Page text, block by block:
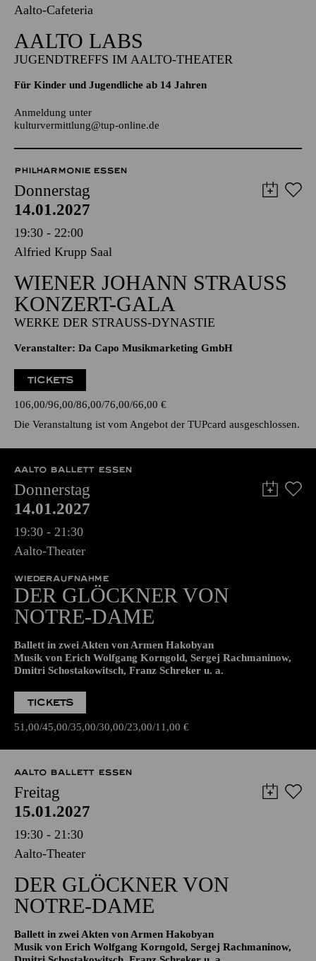
13.01.2027
17:30 - 19:00
Aalto-Cafeteria
AALTO LABS
Für Kinder und Jugendliche ab 14 Jahren
kulturvermittlung@tup-online.de
PHILHARMONIE ESSEN
Donnerstag
14.01.2027
19:30 - 22:00
Alfried Krupp Saal
WIENER JOHANN STRAUSS K
ONZERT-GALA
WERKE DER STRAUSS-DYNASTIE
Veranstalter: Da Capo Musikmarketing GmbH
TICKETS
106,00 96,00 86,00 76,00 66,00€
Die Veranstaltung ist vom Angebot der TUPcard ausgeschlossen.
AALTO BALLETT ESSEN
Donnerstag
14.01.2027
19:30 - 21:30
Aalto-Theater
WIEDERAUFNAHME
DER GLÖCKNER­ VON
NOTRE-DAME
Musik von Erich Wolfgang Korngold, Sergej Rachmaninow,
Dmitri Schostakowitsch, Franz Schreker u. a.
51,00 45,00 35,00 30,00 23,00
AALTO BALLETT ESSEN
Freitag
15.01.2027
19:30 - 21:30
Aalto-Theater
DER GLÖCKNER­ VON
NOTRE-DAME